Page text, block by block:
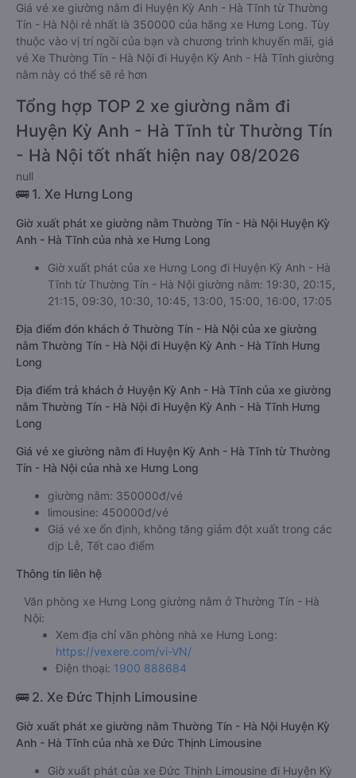
Giá vé xe giường nằm đi Huyện Kỳ Anh - Hà Tĩnh từ Thường
Tín - Hà Nội rẻ nhất là 350000 của hãng xe Hưng Long. Tùy
thuộc vào vị trí ngồi của bạn và chương trình khuyến mãi, giá
vé Xe Thường Tín - Hà Nội đi Huyện Kỳ Anh - Hà Tĩnh giường
nằm này có thể sẽ rẻ hơn
Tổng hợp TOP 2 xe giường nằm đi
Huyện Kỳ Anh - Hà Tĩnh từ Thường Tín
- Hà Nội tốt nhất hiện nay 08/2026
null
🚌 1. Xe Hưng Long
Giờ xuất phát xe giường nằm Thường Tín - Hà Nội Huyện Kỳ
Anh - Hà Tĩnh của nhà xe Hưng Long
Giờ xuất phát của xe Hưng Long đi Huyện Kỳ Anh - Hà
Tĩnh từ Thường Tín - Hà Nội giường nằm: 19:30, 20:15,
21:15, 09:30, 10:30, 10:45, 13:00, 15:00, 16:00, 17:05
Địa điểm đón khách ở Thường Tín - Hà Nội của xe giường
nằm Thường Tín - Hà Nội đi Huyện Kỳ Anh - Hà Tĩnh Hưng
Long
Địa điểm trả khách ở Huyện Kỳ Anh - Hà Tĩnh của xe giường
nằm Thường Tín - Hà Nội đi Huyện Kỳ Anh - Hà Tĩnh Hưng
Long
Giá vé xe giường nằm đi Huyện Kỳ Anh - Hà Tĩnh từ Thường
Tín - Hà Nội của nhà xe Hưng Long
giường nằm: 350000đ/vé
limousine: 450000đ/vé
Giá vé xe ổn định, không tăng giảm đột xuất trong các
dịp Lễ, Tết cao điểm
Thông tin liên hệ
Văn phòng xe Hưng Long giường nằm ở Thường Tín - Hà
Nội:
Xem địa chỉ văn phòng nhà xe Hưng Long:
https://vexere.com/vi-VN/
Điện thoại: 1900 888684
🚌 2. Xe Đức Thịnh Limousine
Giờ xuất phát xe giường nằm Thường Tín - Hà Nội Huyện Kỳ
Anh - Hà Tĩnh của nhà xe Đức Thịnh Limousine
Giờ xuất phát của xe Đức Thịnh Limousine đi Huyện Kỳ